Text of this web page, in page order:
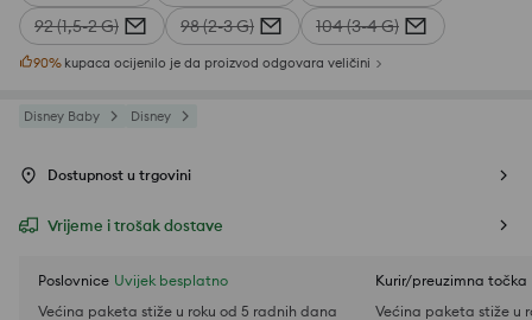
92 (1,5-2 G)
98 (2-3 G) 104 (3-4 G)
90% kupaca ocijenilo je da proizvod odgovara veličini
Disney Baby Disney
Dostupnost u trgovini
Vrijeme i trošak dostave
Poslovnice Uvijek besplatno
Većina paketa stiže u roku od 5 radnih dana
Kurir/preuzimna točka
Većina paketa stiže u